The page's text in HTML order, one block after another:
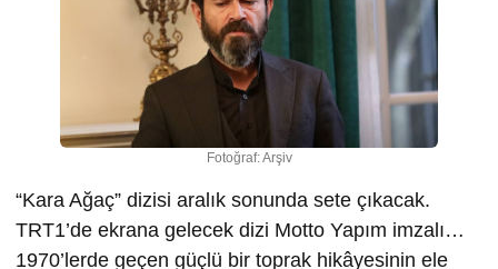
Fotoğraf: Arşiv
“Kara Ağaç” dizisi aralık sonunda sete çıkacak.
TRT1’de ekrana gelecek dizi Motto Yapım imzalı…
1970’lerde geçen güçlü bir toprak hikâyesinin ele